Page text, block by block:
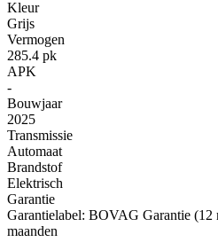
Kleur
Grijs
Vermogen
285.4 pk
APK
-
Bouwjaar
2025
Transmissie
Automaat
Brandstof
Elektrisch
Garantie
Garantielabel: BOVAG Garantie (12
maanden